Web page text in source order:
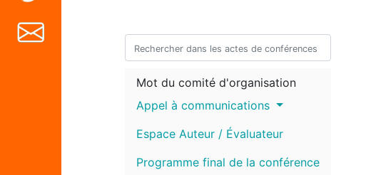
Mot du comité d'organisation
Appel à communications
Espace Auteur / Évaluateur
Programme final de la conférence